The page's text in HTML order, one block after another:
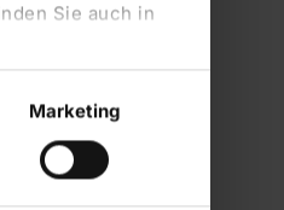
Sie auch in
Marketing